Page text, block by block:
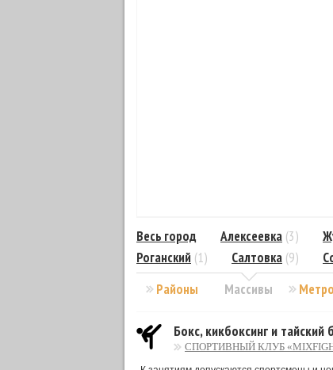
Районы Массивы
Весь город Алексеевка (3)
Роганский (1) Салтовка (9)
Метро
Бокс, кикбоксинг и
СПОРТИВНЫЙ КЛУБ